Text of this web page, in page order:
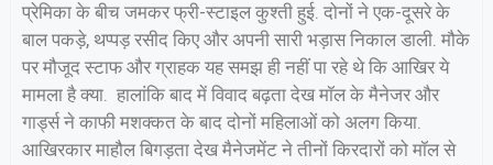
प्रेमिका के बीच जमकर फ्री-स्टाइल कुश्ती हुई. दोनों ने एक-दूसरे के
बाल पकड़े, थप्पड़ रसीद किए और अपनी सारी भड़ास निकाल डाली. मौके
पर मौजूद स्टाफ और ग्राहक यह समझ ही नहीं पा रहे थे कि आखिर ये
मामला है क्या. हालांकि बाद में विवाद बढ़ता देख मॉल के मैनेजर और
गार्ड्स ने काफी मशक्कत के बाद दोनों महिलाओं को अलग किया.
आखिरकार माहौल बिगड़ता देख मैनेजमेंट ने तीनों किरदारों को मॉल से